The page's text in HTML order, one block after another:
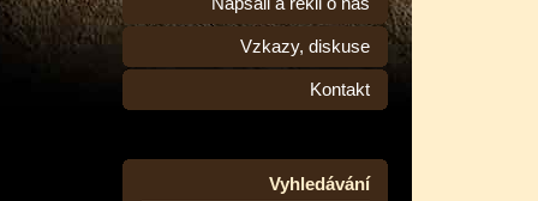
Vzkazy, diskuse
Kontakt
Vyhledávání